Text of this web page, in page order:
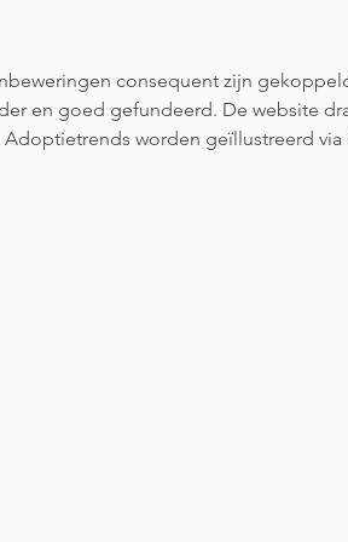
consequent zijn
en goed gefundeerd. De website
worden geïllustreerd via